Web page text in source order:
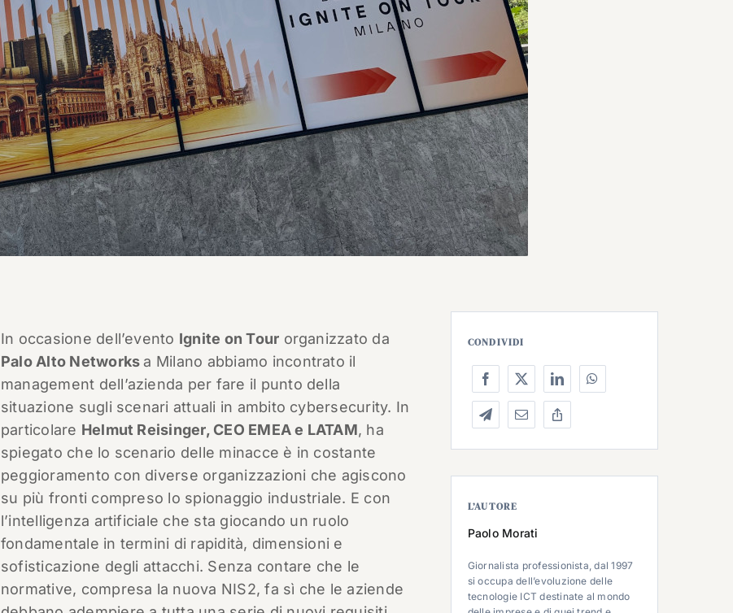
In occasione dell’evento Ignite on Tour organizzato da
Palo Alto Networksa Milano abbiamo incontrato il
management dell’azienda per fare il punto della
situazione sugli scenari attuali in ambito cybersecurity. In
particolare Helmut Reisinger, CEO EMEA e LATAM, ha
spiegato che lo scenario delle minacce è in costante
peggioramento con diverse organizzazioni che agiscono
su più fronti compreso lo spionaggio industriale. E con
l’intelligenza artificiale che sta giocando un ruolo
fondamentale in termini di rapidità, dimensioni e
sofisticazione degli attacchi. Senza contare che le
normative, compresa la nuova NIS2, fa sì che le aziende
CONDIVIDI
L’AUTORE
Paolo Morati
Giornalista professionista, dal 1997
si occupa dell’evoluzione delle
tecnologie ICT destinate al mondo